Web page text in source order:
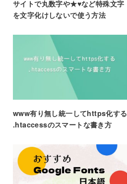
サイトで丸数字や★♥など特殊文字
を文字化けしないで使う方法
www有り無し統一してhttps化する
.htaccessのスマートな書き方